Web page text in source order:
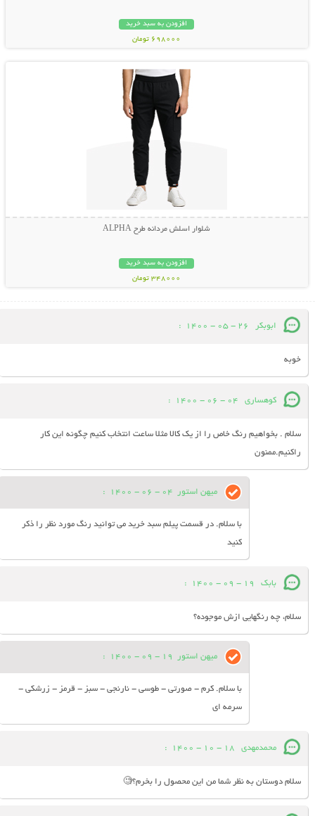
افزودن به سبد خرید
698000 تومان
نمایش توضیحات بیشتر
شلوار اسلش مردانه طرح ALPHA
افزودن به سبد خرید
348000 تومان
ابوبکر 26 - 05 - 1400
:
خوبه
کوهساری 04 - 06 - 1400
:
سلام . بخواهیم رنگ خاص را از یک کالا مثلا ساعت انتخاب کنیم چگونه این کار
راکنیم.ممنون
میهن استور 04 - 06 - 1400
:
با سلام. در قسمت پیلم سبد خرید می توانید رنگ مورد نظر را ذکر
کنید
بابک 19 - 09 - 1400
:
سلام، چه رنگهایی ازش موجوده؟
میهن استور 19 - 09 - 1400
:
با سلام. کرم - صورتی - طوسی - نارنجی - سبز - قرمز - زرشکی -
سرمه ای
محمدمهدی 18 - 10 - 1400
:
سلام دوستان به نظر شما من این محصول را بخرم؟🧐